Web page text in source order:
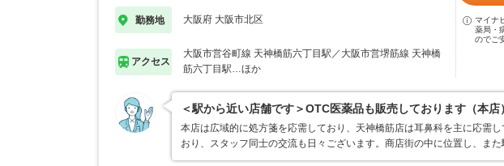
勤務地 大阪府 大阪市北区
アクセス
大阪市営谷町線 天神橋筋六丁目駅／大阪市営堺筋線 天神橋
筋六丁目駅…ほか
マイナ
薬局・
のでご
＜駅から近い店舗です＞OTC医薬品も販売しております（本店）
本店は広域的に処方箋を応需しており、天神橋筋店は耳鼻科を主に応需
おり、スタッフ同士の交流も日々ございます。商店街の中に位置し、ま